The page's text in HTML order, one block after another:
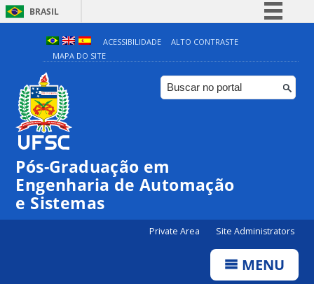
BRASIL
Simplifique!
Comunica BR
Participe
ACESSIBILIDADE
ALTO CONTRASTE
MAPA DO SITE
Pós-Graduação em
Engenharia de Automação
e Sistemas
Private Area Site Administrators
MENU